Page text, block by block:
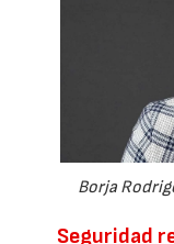
Borja
Seguridad